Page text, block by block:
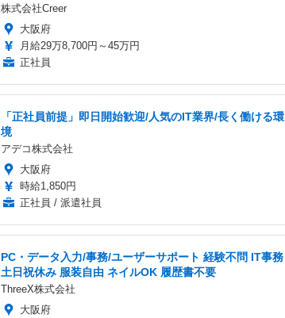
株式会社Creer
大阪府
月給29万8,700円～45万円
正社員
「正社員前提」即日開始歓迎/人気のIT業界/長く働ける環
境
アデコ株式会社
大阪府
時給1,850円
正社員 / 派遣社員
PC・データ入力/事務/ユーザーサポート 経験不問 IT事務
土日祝休み 服装自由 ネイルOK 履歴書不要
ThreeX株式会社
大阪府